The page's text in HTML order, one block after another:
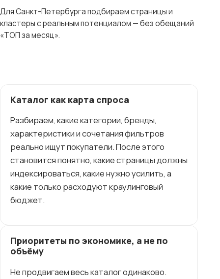
Для Санкт-Петербурга подбираем страницы и
кластеры с реальным потенциалом — без обещаний
«ТОП за месяц».
Каталог как карта спроса
Разбираем, какие категории, бренды,
характеристики и сочетания фильтров
реально ищут покупатели. После этого
становится понятно, какие страницы должны
индексироваться, какие нужно усилить, а
какие только расходуют краулинговый
бюджет.
Приоритеты по экономике, а не по
объёму
Не продвигаем весь каталог одинаково.